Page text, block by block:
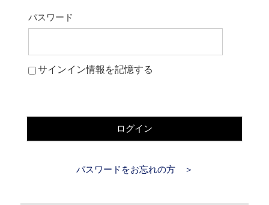
パスワード
サインイン情報を記憶する
ログイン
パスワードをお忘れの方 ＞